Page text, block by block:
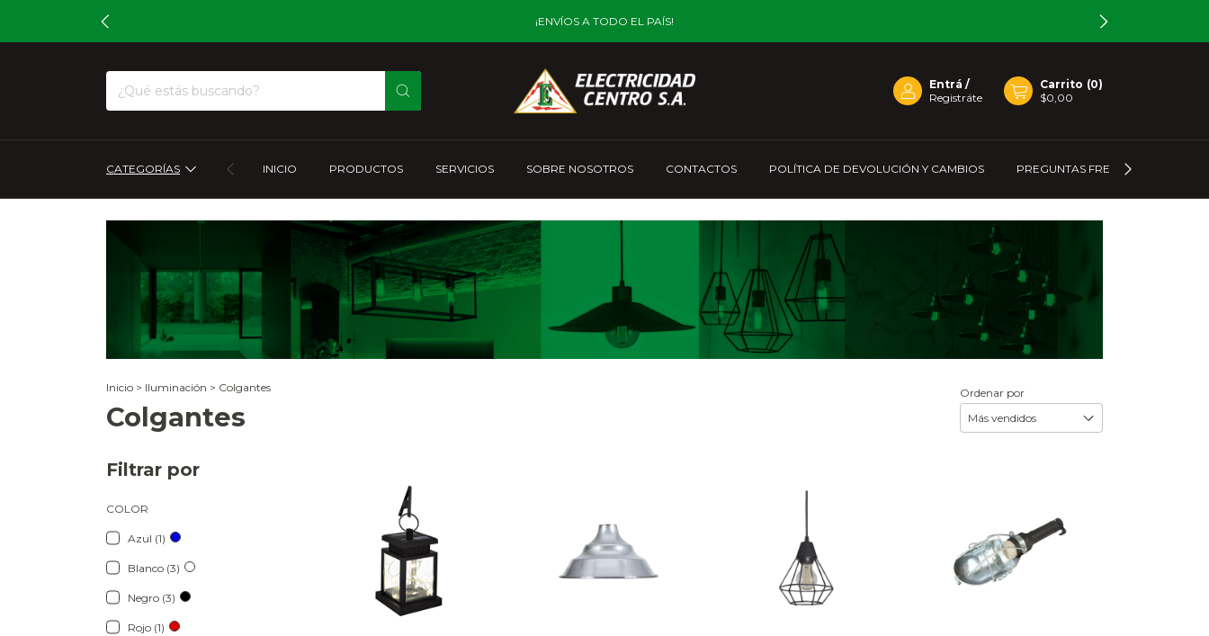
¡ENVÍOS A TODO EL PAÍS!
Entrá /
Registráte
Carrito (0)
$0,00
CATEGORÍAS INICIO PRODUCTOS SERVICIOS SOBRE NOSOTROS CONTACTOS POLÍTICA DE DEVOLUCIÓN Y CAMBIOS PREGUNTAS FRECUENTES
Inicio > Iluminación > Colgantes
Colgantes
Ordenar por
Filtrar por
COLOR
Azul (1)
Blanco (3)
Negro (3)
Rojo (1)